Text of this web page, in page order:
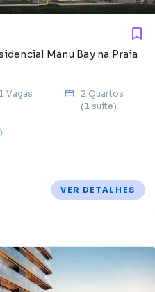
Manu Bay na Praia
1 Vagas
2 Quartos
(1 suíte)
VER DETALHES